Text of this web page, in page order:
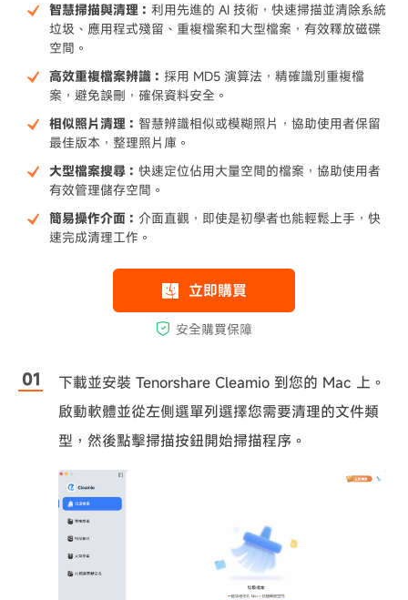
智慧掃描與清理： 利用先進的 AI 技術，快速掃描並清除系統
垃圾、應用程式殘留、重複檔案和大型檔案，有效釋放磁碟
空間。
高效重複檔案辨識： 採用 MD5 演算法，精確識別重複檔
案，避免誤刪，確保資料安全。
相似照片清理： 智慧辨識相似或模糊照片，協助使用者保留
最佳版本，整理照片庫。
大型檔案搜尋： 快速定位佔用大量空間的檔案，協助使用者
有效管理儲存空間。
簡易操作介面： 介面直觀，即使是初學者也能輕鬆上手，快
速完成清理工作。
下載並安裝 Tenorshare Cleamio 到您的 Mac 上。
啟動軟體並從左側選單列選擇您需要清理的文件類
型，然後點擊掃描按鈕開始掃描程序。